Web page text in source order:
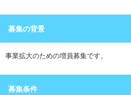
募集の背景
事業拡大のための増員募集です。
募集条件